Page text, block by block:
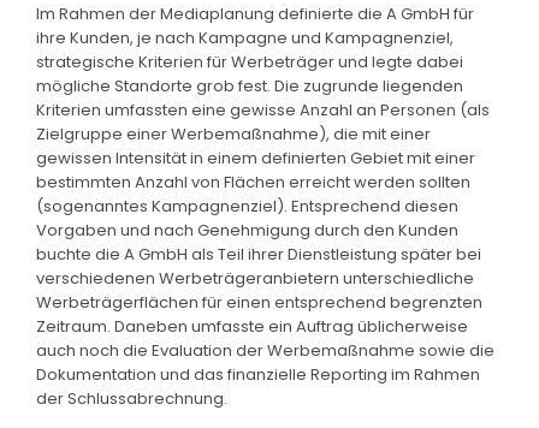
Im Rahmen der Mediaplanung definierte die A GmbH für
ihre Kunden, je nach Kampagne und Kampagnenziel,
strategische Kriterien für Werbeträger und legte dabei
mögliche Standorte grob fest. Die zugrunde liegenden
Kriterien umfassten eine gewisse Anzahl an Personen (als
Zielgruppe einer Werbemaßnahme), die mit einer
gewissen Intensität in einem definierten Gebiet mit einer
bestimmten Anzahl von Flächen erreicht werden sollten
(sogenanntes Kampagnenziel). Entsprechend diesen
Vorgaben und nach Genehmigung durch den Kunden
buchte die A GmbH als Teil ihrer Dienstleistung später bei
verschiedenen Werbeträgeranbietern unterschiedliche
Werbeträgerflächen für einen entsprechend begrenzten
Zeitraum. Daneben umfasste ein Auftrag üblicherweise
auch noch die Evaluation der Werbemaßnahme sowie die
Dokumentation und das finanzielle Reporting im Rahmen
der Schlussabrechnung.